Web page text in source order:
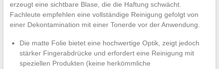
erzeugt eine sichtbare Blase, die die Haftung schwächt.
Fachleute empfehlen eine vollständige Reinigung gefolgt von
einer Dekontamination mit einer Tonerde vor der Anwendung.
Die matte Folie bietet eine hochwertige Optik, zeigt jedoch
stärker Fingerabdrücke und erfordert eine Reinigung mit
speziellen Produkten (keine herkömmliche